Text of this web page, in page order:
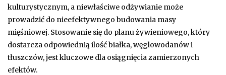
kulturystycznym, a niewłaściwe odżywianie może
prowadzić do nieefektywnego budowania masy
mięśniowej. Stosowanie się do planu żywieniowego, który
dostarcza odpowiednią ilość białka, węglowodanów i
tłuszczów, jest kluczowe dla osiągnięcia zamierzonych
efektów.